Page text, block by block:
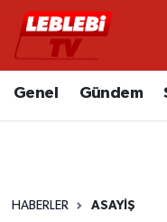
Genel Gündem
HABERLER ASAYIŞ
Hava Durumu
Süper Lig Puan